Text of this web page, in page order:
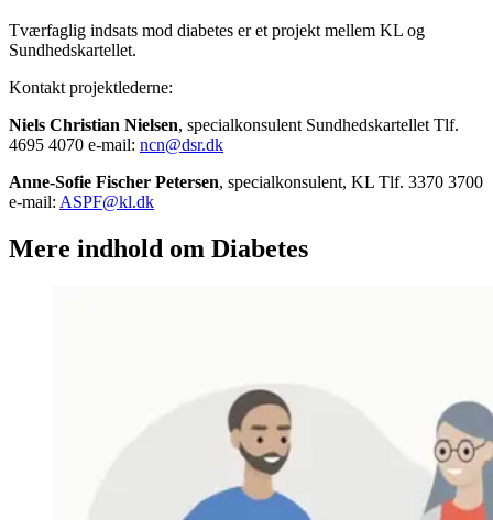
Tværfaglig indsats mod diabetes er et projekt mellem KL og
Sundhedskartellet.
Kontakt projektlederne:
Niels Christian Nielsen, specialkonsulent Sundhedskartellet Tlf.
4695 4070 e-mail: ncn@dsr.dk
Anne-Sofie Fischer Petersen, specialkonsulent, KL Tlf. 3370 3700
e-mail: ASPF@kl.dk
Mere indhold om Diabetes